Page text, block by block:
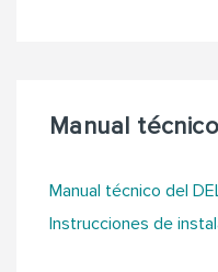
Manual técnico
Manual técnico del
Instrucciones de